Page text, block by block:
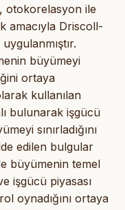
otokorelasyon ile
amacıyla Driscoll-
büyümeyi
ortaya
kullanılan
bulunarak işgücü
sınırladığını
edilen bulgular
büyümenin temel
işgücü piyasası
oynadığını ortaya